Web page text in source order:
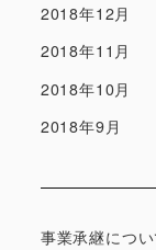
2018年12月
2018年11月
2018年10月
2018年9月
事業承継につ